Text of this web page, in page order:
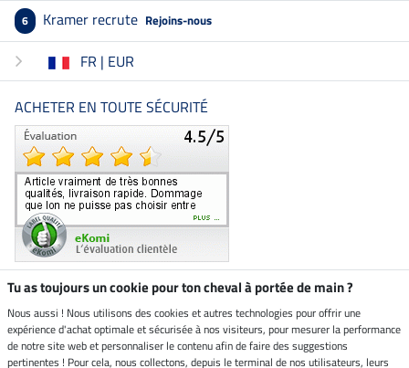
6 Kramer recrute Rejoins-nous
FR | EUR
ACHETER EN TOUTE SÉCURITÉ
Boutique climatiquement
neutre
Tu as toujours un cookie pour ton cheval à portée de main ?
Nous aussi ! Nous utilisons des cookies et autres technologies pour offrir une
expérience d'achat optimale et sécurisée à nos visiteurs, pour mesurer la performance
de notre site web et personnaliser le contenu afin de faire des suggestions
pertinentes ! Pour cela, nous collectons, depuis le terminal de nos utilisateurs, leurs